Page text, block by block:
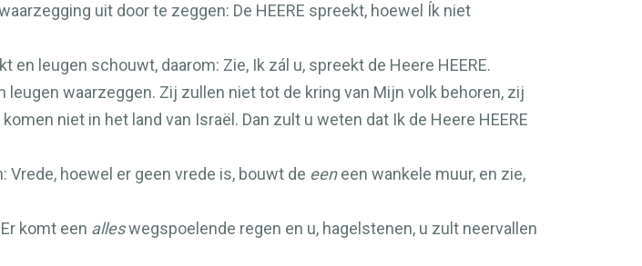
uit door te zeggen: De HEERE spreekt, hoewel Ík niet
en leugen schouwt, daarom: Zie, Ik zál u, spreekt de Heere HEERE.
leugen waarzeggen. Zij zullen niet tot de kring van Mijn volk behoren, zij
niet in het land van Israël. Dan zult u weten dat Ik de Heere HEERE
Vrede, hoewel er geen vrede is, bouwt de eeneen wankele muur, en zie,
komt een alleswegspoelende regen en u, hagelstenen, u zult neervallen